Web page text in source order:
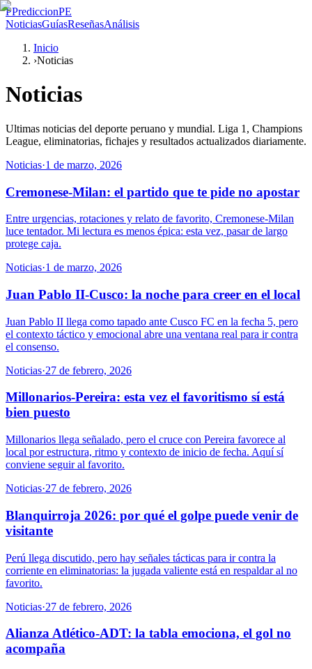
PPrediccionPE
NoticiasGuíasReseñasAnálisis
Inicio
›Noticias
Noticias
Ultimas noticias del deporte peruano y mundial. Liga 1, Champions
League, eliminatorias, fichajes y resultados actualizados diariamente.
Noticias·1 de marzo, 2026
Cremonese-Milan: el partido que te pide no apostar
Entre urgencias, rotaciones y relato de favorito, Cremonese-Milan
luce tentador. Mi lectura es menos épica: esta vez, pasar de largo
protege caja.
Noticias·1 de marzo, 2026
Juan Pablo II-Cusco: la noche para creer en el local
Juan Pablo II llega como tapado ante Cusco FC en la fecha 5, pero
el contexto táctico y emocional abre una ventana real para ir contra
el consenso.
Noticias·27 de febrero, 2026
Millonarios-Pereira: esta vez el favoritismo sí está
bien puesto
Millonarios llega señalado, pero el cruce con Pereira favorece al
local por estructura, ritmo y contexto de inicio de fecha. Aquí sí
conviene seguir al favorito.
Noticias·27 de febrero, 2026
Blanquirroja 2026: por qué el golpe puede venir de
visitante
Perú llega discutido, pero hay señales tácticas para ir contra la
corriente en eliminatorias: la jugada valiente está en respaldar al no
favorito.
Noticias·27 de febrero, 2026
Alianza Atlético-ADT: la tabla emociona, el gol no
acompaña